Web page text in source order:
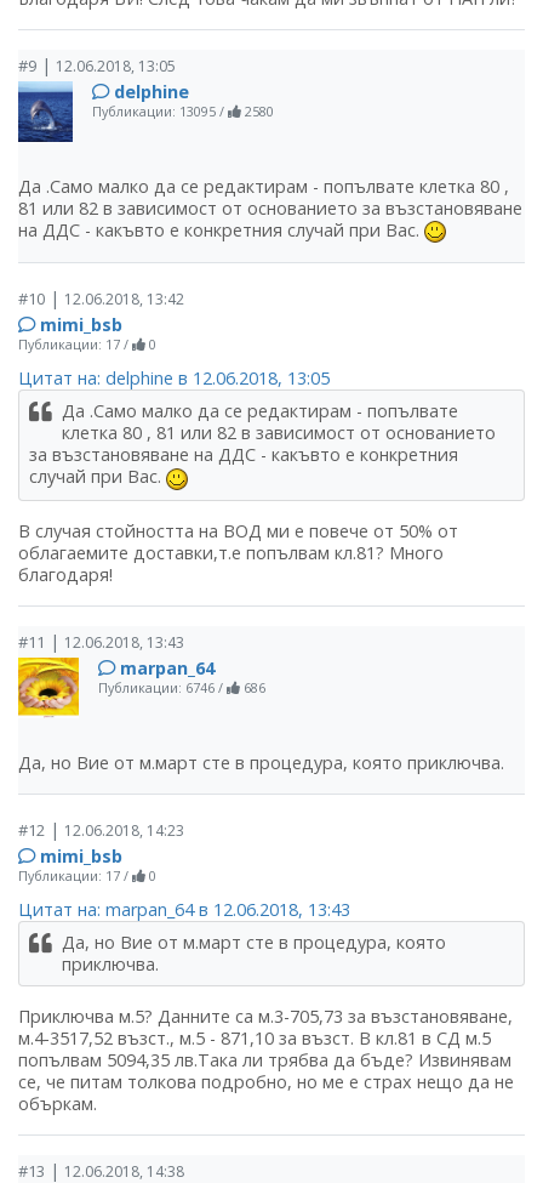
#9 | 12.06.2018, 13:05
delphine
Публикации: 13095 / 2580
Да .Само малко да се редактирам - попълвате клетка 80 ,
81 или 82 в зависимост от основанието за възстановяване
на ДДС - какъвто е конкретния случай при Вас.
#10 | 12.06.2018, 13:42
mimi_bsb
Публикации: 17 / 0
Цитат на: delphine в 12.06.2018, 13:05
Да .Само малко да се редактирам - попълвате
клетка 80 , 81 или 82 в зависимост от основанието
за възстановяване на ДДС - какъвто е конкретния
случай при Вас.
В случая стойността на ВОД ми е повече от 50% от
облагаемите доставки,т.е попълвам кл.81? Много
благодаря!
#11 | 12.06.2018, 13:43
marpan_64
Публикации: 6746 / 686
Да, но Вие от м.март сте в процедура, която приключва.
#12 | 12.06.2018, 14:23
mimi_bsb
Публикации: 17 / 0
Цитат на: marpan_64 в 12.06.2018, 13:43
Да, но Вие от м.март сте в процедура, която
приключва.
Приключва м.5? Данните са м.3-705,73 за възстановяване,
м.4-3517,52 възст., м.5 - 871,10 за възст. В кл.81 в СД м.5
попълвам 5094,35 лв.Така ли трябва да бъде? Извинявам
се, че питам толкова подробно, но ме е страх нещо да не
объркам.
#13 | 12.06.2018, 14:38